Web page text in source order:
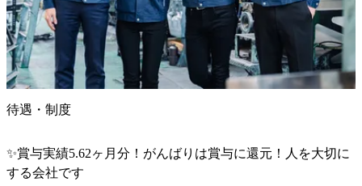
待遇・制度
✨️賞与実績5.62ヶ月分！がんばりは賞与に還元！人を大切に
する会社です